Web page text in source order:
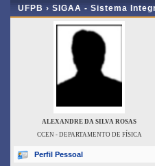
UFPB › SIGAA - Sistema
ALEXANDRE DA SILVA ROSAS
CCEN - DEPARTAMENTO DE FÍSICA
Perfil Pessoal